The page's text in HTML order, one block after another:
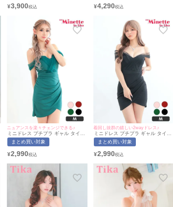
ス (今井アンジェリカ着用/Mサイズ
¥3,900
用/S~XXLサイズ対応) | myMinette/
¥4,290
ニュアンスを楽々チェンジできる♪
ミニドレス プチプラ ギャル タイト
オフショル セクシー シアー レース
低身長 谷間 背中魅せ 緑 ショルダー
(あおぽん着用/Mサイズ対応) |
まとめ買い対象
¥2,990
着回し抜群の嬉しい2wayドレス♪
ミニドレス プチプラ ギャル タイト
オフショル セクシー ノースリーブ
シアー 低身長 背中魅せ 黒 2way キ
用/Mサイズ対応) | myMinette/マイ
まとめ買い対象
¥2,990